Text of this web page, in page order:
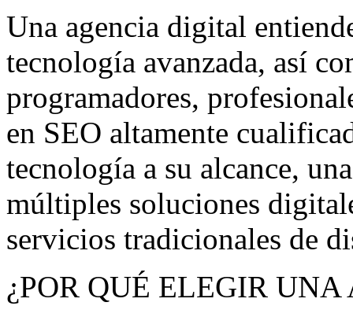
Una agencia digital
tecnología avanzada, así
programadores,
en SEO altamente
tecnología a su alcance,
múltiples soluciones
servicios tradicionales de
¿POR QUÉ ELEGIR